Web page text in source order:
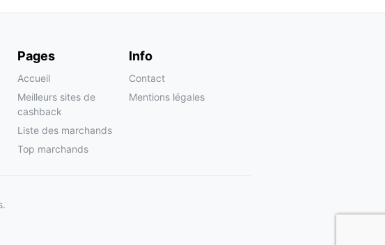
Pages
Accueil
Meilleurs sites de
cashback
Liste des marchands
Top marchands
Info
Contact
Mentions légales